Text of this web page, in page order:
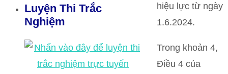
hiệu lực từ ngày
1.6.2024.
Trong khoản 4,
Điều 4 của
Luyện Thi Trắc
Nghiệm